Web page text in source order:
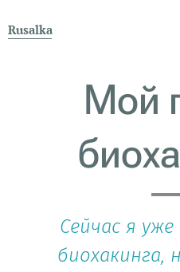
Rusalka
Мой
Сейчас я
биохакинга,